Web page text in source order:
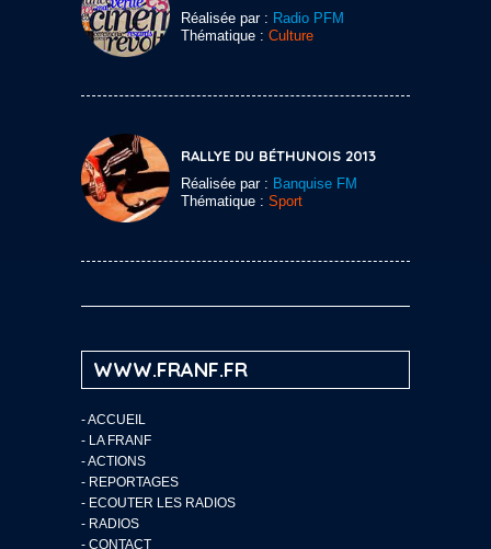
Réalisée par : Radio PFM
Thématique : Culture
RALLYE DU BÉTHUNOIS 2013
Réalisée par : Banquise FM
Thématique : Sport
WWW.FRANF.FR
-ACCUEIL
- LA FRANF
-ACTIONS
- REPORTAGES
- ECOUTER LES RADIOS
- RADIOS
- CONTACT